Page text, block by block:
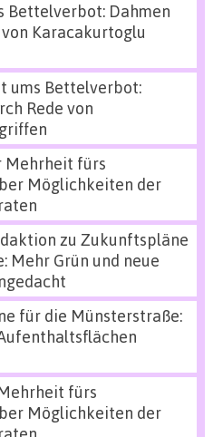
Bettelverbot: Dahmen
Karacakurtoglu
ums Bettelverbot:
Rede von
fürs
Möglichkeiten der
zu Zukunftspläne
Mehr Grün und neue
für die Münsterstraße:
fürs
Möglichkeiten der